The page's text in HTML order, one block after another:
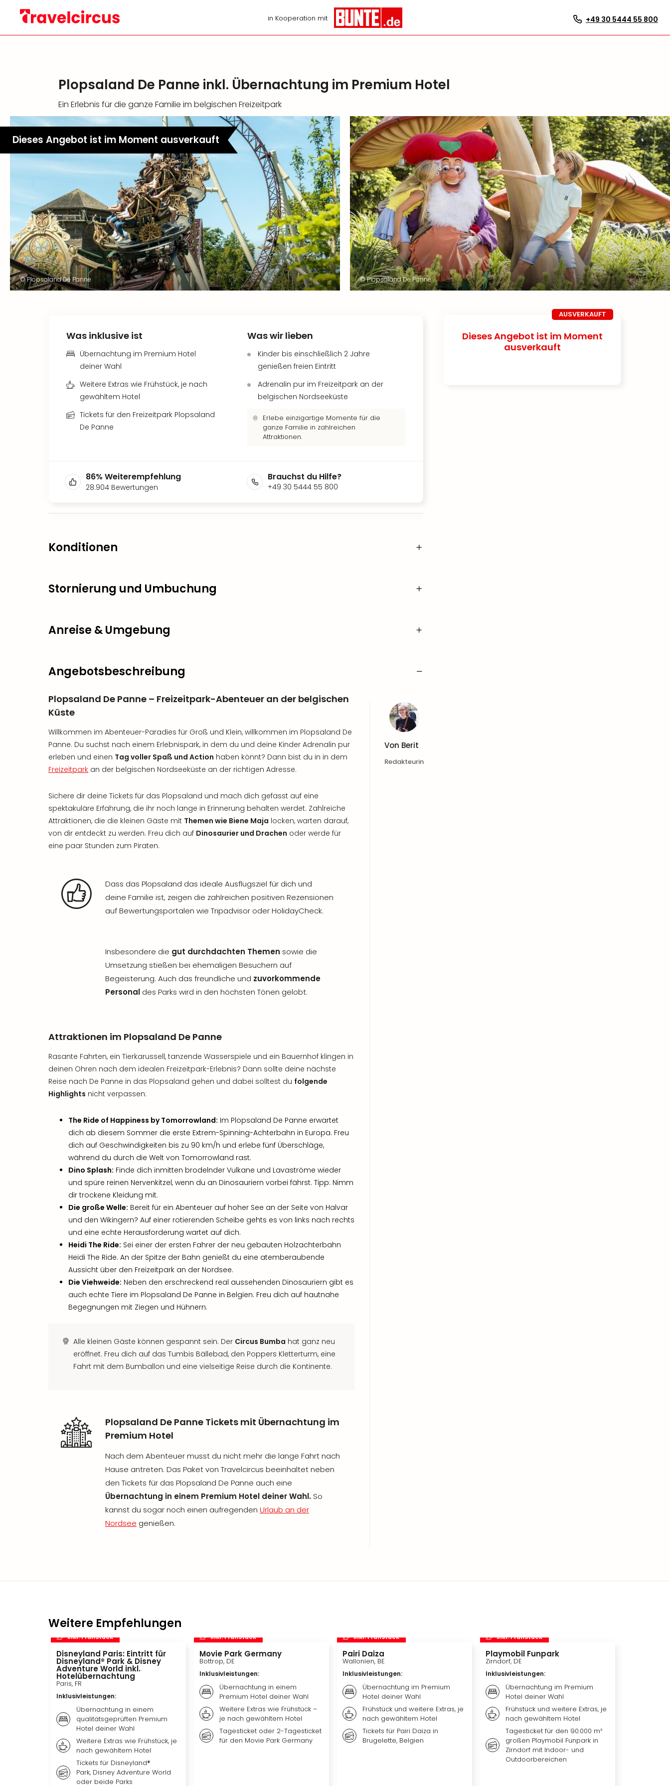
in Kooperation mit +49 30 5444 55 800
Plopsaland De Panne inkl. Übernachtung im Premium Hotel
Ein Erlebnis für die ganze Familie im belgischen Freizeitpark
Dieses Angebot ist im Moment ausverkauft
© Plopsaland De Panne © Plopsaland De Panne
AUSVERKAUFT
Dieses Angebot ist im Moment
ausverkauft
Was inklusive ist
Übernachtung im Premium Hotel
deiner Wahl
Weitere Extras wie Frühstück, je nach
gewähltem Hotel
Tickets für den Freizeitpark Plopsaland
De Panne
Was wir lieben
Kinder bis einschließlich 2 Jahre
genießen freien Eintritt
Adrenalin pur im Freizeitpark an der
belgischen Nordseeküste
Erlebe einzigartige Momente für die
ganze Familie in zahlreichen
Attraktionen.
86% Weiterempfehlung
28.904 Bewertungen
Brauchst du Hilfe?
+49 30 5444 55 800
Konditionen
Stornierung und Umbuchung
Anreise & Umgebung
Angebotsbeschreibung
Plopsaland De Panne – Freizeitpark-Abenteuer an der belgischen
Küste
Willkommen im Abenteuer-Paradies für Groß und Klein, willkommen im Plopsaland De
Panne. Du suchst nach einem Erlebnispark, in dem du und deine Kinder Adrenalin pur
erleben und einen Tag voller Spaß und Action haben könnt? Dann bist du in in dem
Freizeitpark an der belgischen Nordseeküste an der richtigen Adresse.
Sichere dir deine Tickets für das Plopsaland und mach dich gefasst auf eine
spektakuläre Erfahrung, die ihr noch lange in Erinnerung behalten werdet. Zahlreiche
Attraktionen, die die kleinen Gäste mit Themen wie Biene Maja locken, warten darauf,
von dir entdeckt zu werden. Freu dich auf Dinosaurier und Drachen oder werde für
eine paar Stunden zum Piraten.
Dass das Plopsaland das ideale Ausflugsziel für dich und
deine Familie ist, zeigen die zahlreichen positiven Rezensionen
auf Bewertungsportalen wie Tripadvisor oder HolidayCheck.
Insbesondere die gut durchdachten Themen sowie die
Umsetzung stießen bei ehemaligen Besuchern auf
Begeisterung. Auch das freundliche und zuvorkommende
Personal des Parks wird in den höchsten Tönen gelobt.
Attraktionen im Plopsaland De Panne
Rasante Fahrten, ein Tierkarussell, tanzende Wasserspiele und ein Bauernhof klingen in
deinen Ohren nach dem idealen Freizeitpark-Erlebnis? Dann sollte deine nächste
Reise nach De Panne in das Plopsaland gehen und dabei solltest du folgende
Highlights nicht verpassen:
The Ride of Happiness by Tomorrowland: Im Plopsaland De Panne erwartet
dich ab diesem Sommer die erste Extrem-Spinning-Achterbahn in Europa. Freu
dich auf Geschwindigkeiten bis zu 90 km/h und erlebe fünf Überschläge,
während du durch die Welt von Tomorrowland rast.
Dino Splash: Finde dich inmitten brodelnder Vulkane und Lavaströme wieder
und spüre reinen Nervenkitzel, wenn du an Dinosauriern vorbei fährst. Tipp: Nimm
dir trockene Kleidung mit.
Die große Welle: Bereit für ein Abenteuer auf hoher See an der Seite von Halvar
und den Wikingern? Auf einer rotierenden Scheibe gehts es von links nach rechts
und eine echte Herausforderung wartet auf dich.
Heidi The Ride: Sei einer der ersten Fahrer der neu gebauten Holzachterbahn
Heidi The Ride. An der Spitze der Bahn genießt du eine atemberaubende
Aussicht über den Freizeitpark an der Nordsee.
Die Viehweide: Neben den erschreckend real aussehenden Dinosauriern gibt es
auch echte Tiere im Plopsaland De Panne in Belgien. Freu dich auf hautnahe
Begegnungen mit Ziegen und Hühnern.
Alle kleinen Gäste können gespannt sein. Der Circus Bumba hat ganz neu
eröffnet. Freu dich auf das Tumbis Bällebad, den Poppers Kletterturm, eine
Fahrt mit dem Bumballon und eine vielseitige Reise durch die Kontinente.
Plopsaland De Panne Tickets mit Übernachtung im
Premium Hotel
Nach dem Abenteuer musst du nicht mehr die lange Fahrt nach
Hause antreten. Das Paket von Travelcircus beeinhaltet neben
den Tickets für das Plopsaland De Panne auch eine
Übernachtung in einem Premium Hotel deiner Wahl. So
kannst du sogar noch einen aufregenden Urlaub an der
Nordsee genießen.
Von Berit
Redakteurin
Weitere Empfehlungen
inkl. Frühstück
Disneyland Paris: Eintritt für
Disneyland® Park & Disney
Adventure World inkl.
Hotelübernachtung
Paris, FR
Inklusivleistungen:
Übernachtung in einem
qualitätsgeprüften Premium
Hotel deiner Wahl
Weitere Extras wie Frühstück, je
nach gewähltem Hotel
Tickets für Disneyland®
Park, Disney Adventure World
oder beide Parks
inkl. Frühstück
Movie Park Germany
Bottrop, DE
Inklusivleistungen:
Übernachtung in einem
Premium Hotel deiner Wahl
Weitere Extras wie Frühstück –
je nach gewähltem Hotel
Tagesticket oder 2-Tagesticket
für den Movie Park Germany
inkl. Frühstück
Pairi Daiza
Wallonien, BE
Inklusivleistungen:
Übernachtung im Premium
Hotel deiner Wahl
Frühstück und weitere Extras, je
nach gewähltem Hotel
Tickets für Pairi Daiza in
Brugelette, Belgien
inkl. Frühstück
Playmobil Funpark
Zirndorf, DE
Inklusivleistungen:
Übernachtung im Premium
Hotel deiner Wahl
Frühstück und weitere Extras, je
nach gewähltem Hotel
Tagesticket für den 90.000 m²
großen Playmobil Funpark in
Zirndorf mit Indoor- und
Outdoorbereichen